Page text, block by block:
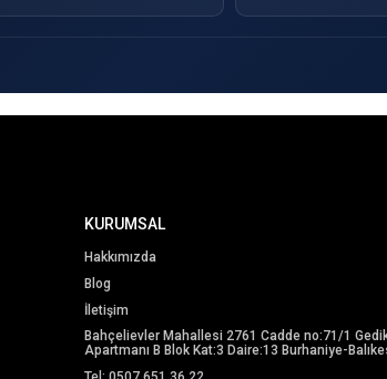
KURUMSAL
Hakkımızda
Blog
İletişim
Bahçelievler Mahallesi 2761 Cadde no:71/1
Apartmanı B Blok Kat:3 Daire:13 Burhaniye-